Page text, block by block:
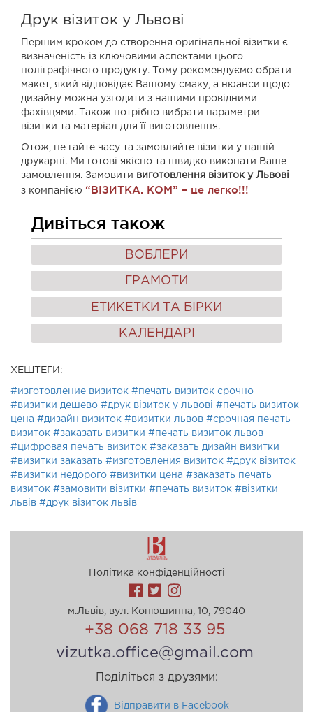
Друк візиток у Львові
Першим кроком до створення оригінальної візитки є
визначеність із ключовими аспектами цього
поліграфічного продукту. Тому рекомендуємо обрати
макет, який відповідає Вашому смаку, а нюанси щодо
дизайну можна узгодити з нашими провідними
фахівцями. Також потрібно вибрати параметри
візитки та матеріал для її виготовлення.
Отож, не гайте часу та замовляйте візитки у нашій
друкарні. Ми готові якісно та швидко виконати Ваше
замовлення. Замовити виготовлення візиток у Львові
з компанією “ВІЗИТКА. КОМ” – це легко!!!
Дивіться також
ВОБЛЕРИ
ГРАМОТИ
ЕТИКЕТКИ ТА БІРКИ
КАЛЕНДАРІ
ХЕШТЕГИ:
#изготовление визиток #печать визиток срочно
#визитки дешево #друк візиток у львові
#печать визиток
цена #дизайн визиток #визитки львов #срочная печать
визиток #заказать визитки #печать визиток львов
#цифровая печать визиток #заказать дизайн визитки
#визитки заказать #изготовления визиток #друк візиток
#визитки недорого #визитки цена #заказать печать
визиток #замовити візитки #печать визиток #візитки
львів #друк візиток львів
Політика конфіденційності
м.Львів, вул. Конюшинна, 10, 79040
+38 068 718 33 95
vizutka.office@gmail.com
Поділіться з друзями:
Відправити в Facebook